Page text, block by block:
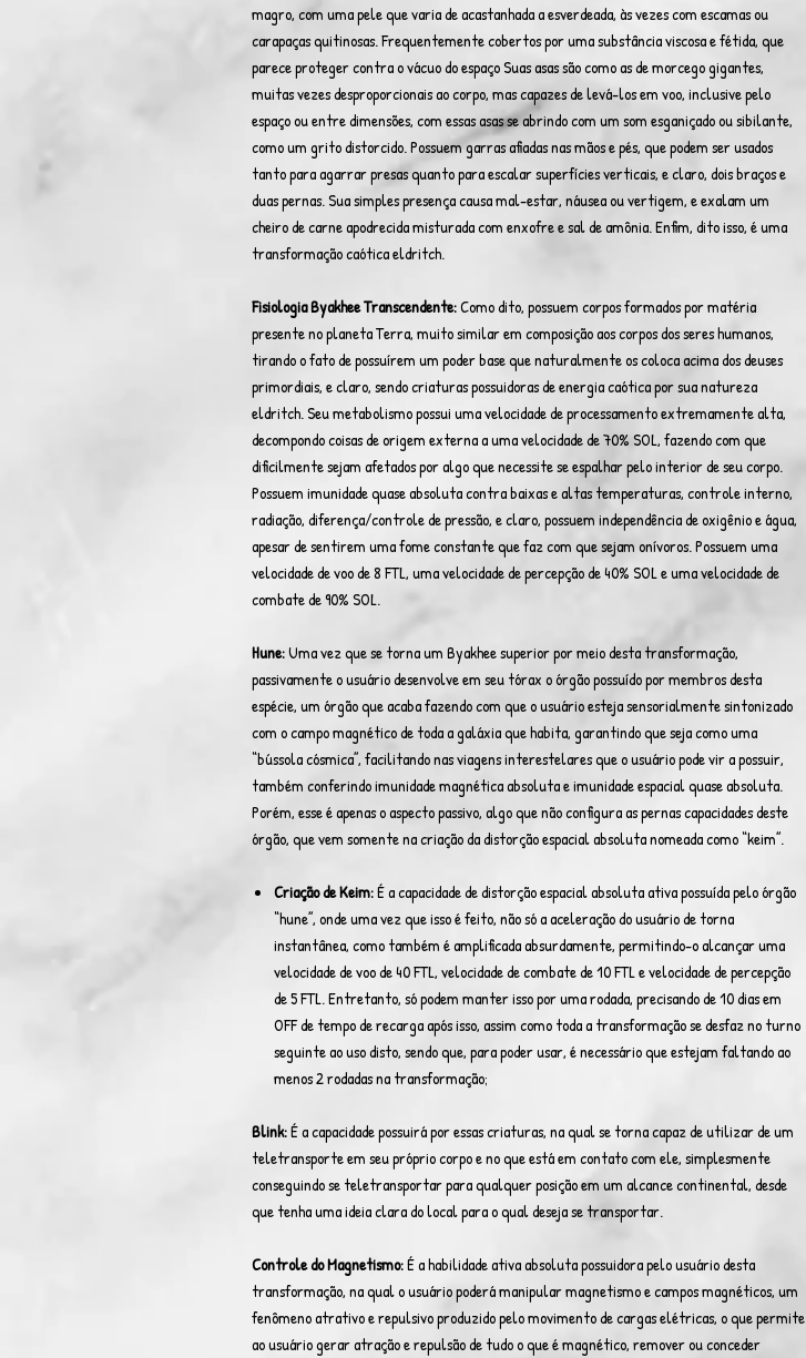
magro, com uma pele que varia de acastanhada a esverdeada, às vezes com escamas ou
carapaças quitinosas. Frequentemente cobertos por uma substância viscosa e fétida, que
parece proteger contra o vácuo do espaço Suas asas são como as de morcego gigantes,
muitas vezes desproporcionais ao corpo, mas capazes de levá-los em voo, inclusive pelo
espaço ou entre dimensões, com essas asas se abrindo com um som esganiçado ou sibilante,
como um grito distorcido. Possuem garras afiadas nas mãos e pés, que podem ser usados
tanto para agarrar presas quanto para escalar superfícies verticais, e claro, dois braços e
duas pernas. Sua simples presença causa mal-estar, náusea ou vertigem, e exalam um
cheiro de carne apodrecida misturada com enxofre e sal de amônia. Enfim, dito isso, é uma
transformação caótica eldritch.
Fisiologia Byakhee Transcendente:Como dito, possuem corpos formados por matéria
presente no planeta Terra, muito similar em composição aos corpos dos seres humanos,
tirando o fato de possuírem um poder base que naturalmente os coloca acima dos deuses
primordiais, e claro, sendo criaturas possuidoras de energia caótica por sua natureza
eldritch. Seu metabolismo possui uma velocidade de processamento extremamente alta,
decompondo coisas de origem externa a uma velocidade de 70% SOL, fazendo com que
dificilmente sejam afetados por algo que necessite se espalhar pelo interior de seu corpo.
Possuem imunidade quase absoluta contra baixas e altas temperaturas, controle interno,
radiação, diferença/controle de pressão, e claro, possuem independência de oxigênio e água,
apesar de sentirem uma fome constante que faz com que sejam onívoros. Possuem uma
velocidade de voo de 8 FTL, uma velocidade de percepção de 40% SOL e uma velocidade de
combate de 90% SOL.
Hune:Uma vez que se torna um Byakhee superior por meio desta transformação,
passivamente o usuário desenvolve em seu tórax o órgão possuído por membros desta
espécie, um órgão que acaba fazendo com que o usuário esteja sensorialmente sintonizado
com o campo magnético de toda a galáxia que habita, garantindo que seja como uma
“bússola cósmica”, facilitando nas viagens interestelares que o usuário pode vir a possuir,
também conferindo imunidade magnética absoluta e imunidade espacial quase absoluta.
Porém, esse é apenas o aspecto passivo, algo que não configura as pernas capacidades deste
órgão, que vem somente na criação da distorção espacial absoluta nomeada como “keim”.
Criação de Keim:É a capacidade de distorção espacial absoluta ativa possuída pelo órgão
“hune”, onde uma vez que isso é feito, não só a aceleração do usuário de torna
instantânea, como também é amplificada absurdamente, permitindo-o alcançar uma
velocidade de voo de 40 FTL, velocidade de combate de 10 FTL e velocidade de percepção
de 5 FTL. Entretanto, só podem manter isso por uma rodada, precisando de 10 dias em
OFF de tempo de recarga após isso, assim como toda a transformação se desfaz no turno
seguinte ao uso disto, sendo que, para poder usar, é necessário que estejam faltando ao
menos 2 rodadas na transformação;
Blink:É a capacidade possuirá por essas criaturas, na qual se torna capaz de utilizar de um
teletransporte em seu próprio corpo e no que está em contato com ele, simplesmente
conseguindo se teletransportar para qualquer posição em um alcance continental, desde
que tenha uma ideia clara do local para o qual deseja se transportar.
Controle do Magnetismo:É a habilidade ativa absoluta possuidora pelo usuário desta
transformação, na qual o usuário poderá manipular magnetismo e campos magnéticos, um
fenômeno atrativo e repulsivo produzido pelo movimento de cargas elétricas, o que permite
ao usuário gerar atração e repulsão de tudo o que é magnético, remover ou conceder